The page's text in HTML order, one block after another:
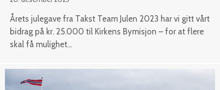
Årets julegave fra Takst Team Julen 2023 har vi gitt vårt
bidrag på kr. 25.000 til Kirkens Bymisjon – for at flere
skal få mulighet...